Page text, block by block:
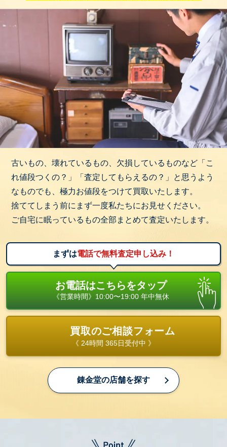
古いもの、壊れているもの、欠損しているものなど「こ
れ値段つくの？」「査定してもらえるの？」と思うよう
なものでも、極力お値段をつけて買取いたします。
捨ててしまう前にまず一度私たちにお見せください。
ご自宅に眠っているもの全部まとめて査定いたします。
まずは電話で無料査定申し込み！
お電話はこちらをタップ
《営業時間》10:00〜19:00 年中無休
買取のご相談フォーム
《 24時間 365日受付中 》
錬金堂の店舗を探す